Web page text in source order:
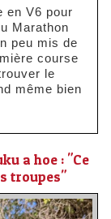
Marathon
peu mis de
course
le
même bien
a hoe : "Ce
troupes"